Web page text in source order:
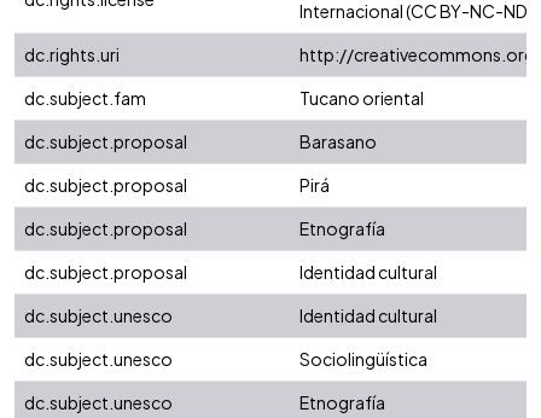
Internacional (CC BY-NC-ND
dc.rights.uri
http://
dc.subject.fam
Tucano oriental
dc.subject.proposal
Barasano
dc.subject.proposal
Pirá
dc.subject.proposal
Etnografía
dc.subject.proposal
Identidad cultural
dc.subject.unesco
Identidad cultural
dc.subject.unesco
Sociolingüística
dc.subject.unesco
Etnografía